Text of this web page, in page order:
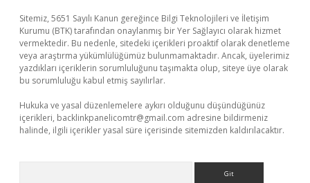
Sitemiz, 5651 Sayılı Kanun gereğince Bilgi Teknolojileri ve İletişim
Kurumu (BTK) tarafından onaylanmış bir Yer Sağlayıcı olarak hizmet
vermektedir. Bu nedenle, sitedeki içerikleri proaktif olarak denetleme
veya araştırma yükümlülüğümüz bulunmamaktadır. Ancak, üyelerimiz
yazdıkları içeriklerin sorumluluğunu taşımakta olup, siteye üye olarak
bu sorumluluğu kabul etmiş sayılırlar.
Hukuka ve yasal düzenlemelere aykırı olduğunu düşündüğünüz
içerikleri, backlinkpanelicomtr@gmail.com adresine bildirmeniz
halinde, ilgili içerikler yasal süre içerisinde sitemizden kaldırılacaktır.